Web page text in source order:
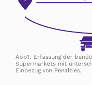
Abb1: Erfassung der
Supermarkets mit
Einbezug von Penalties.